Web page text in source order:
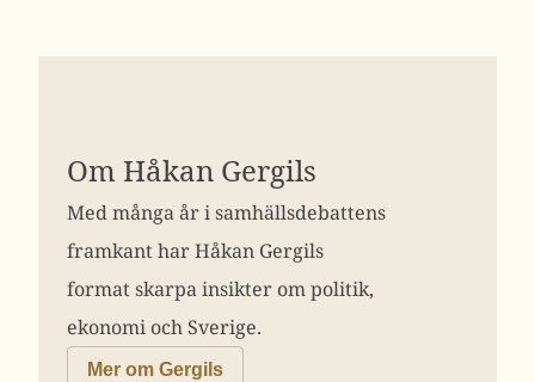
Om Håkan Gergils
Med många år i samhällsdebattens
framkant har Håkan Gergils
format skarpa insikter om politik,
ekonomi och Sverige.
Mer om Gergils